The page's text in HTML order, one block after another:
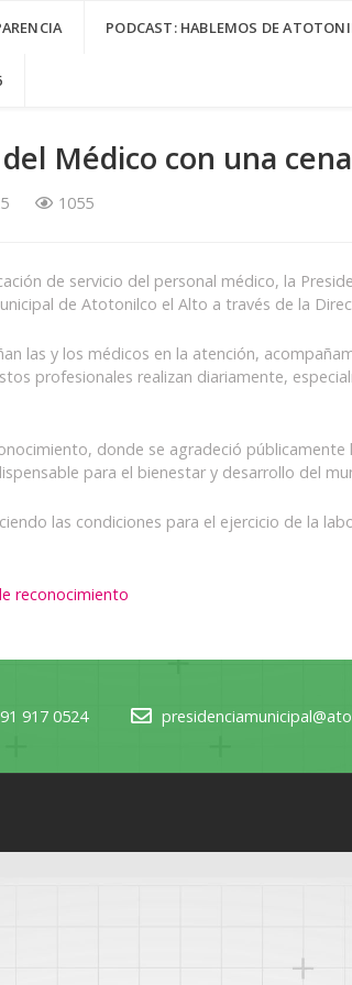
PODCAST: HABLEMOS DE
Médico con una
1055
de servicio del personal médico, la
de Atotonilco el Alto a través de la
las y los médicos en la atención,
profesionales realizan diariamente,
donde se agradeció
para el bienestar y desarrollo del
las condiciones para el ejercicio de la
reconocimiento
917 0524